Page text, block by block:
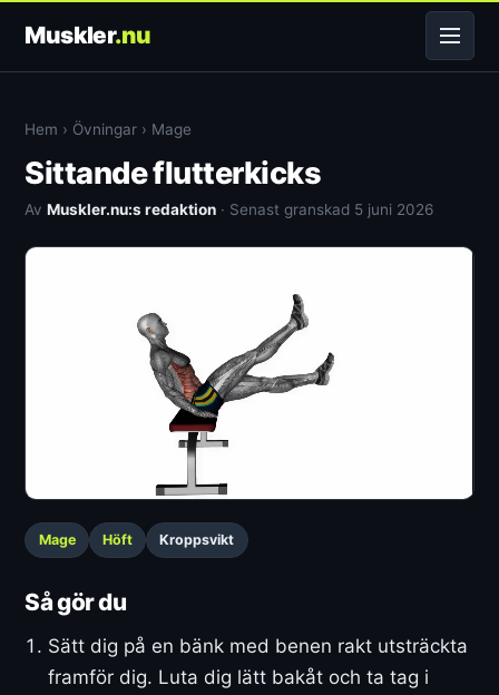
Muskler.nu
Hem › Övningar › Mage
Sittande flutterkicks
AvMuskler.nu:s redaktion · Senast granskad 5 juni 2026
Mage Höft Kroppsvikt
Så gör du
Sätt dig på en bänk med benen rakt utsträckta
framför dig. Luta dig lätt bakåt och ta tag i